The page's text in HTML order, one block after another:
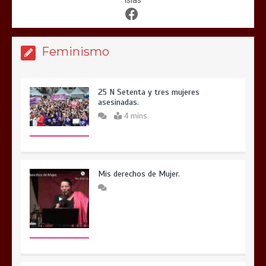
Feminismo
25 N Setenta y tres mujeres
asesinadas.
4 mins
Mis derechos de Mujer.